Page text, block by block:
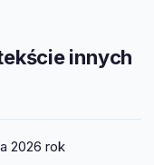
innych
2026 rok